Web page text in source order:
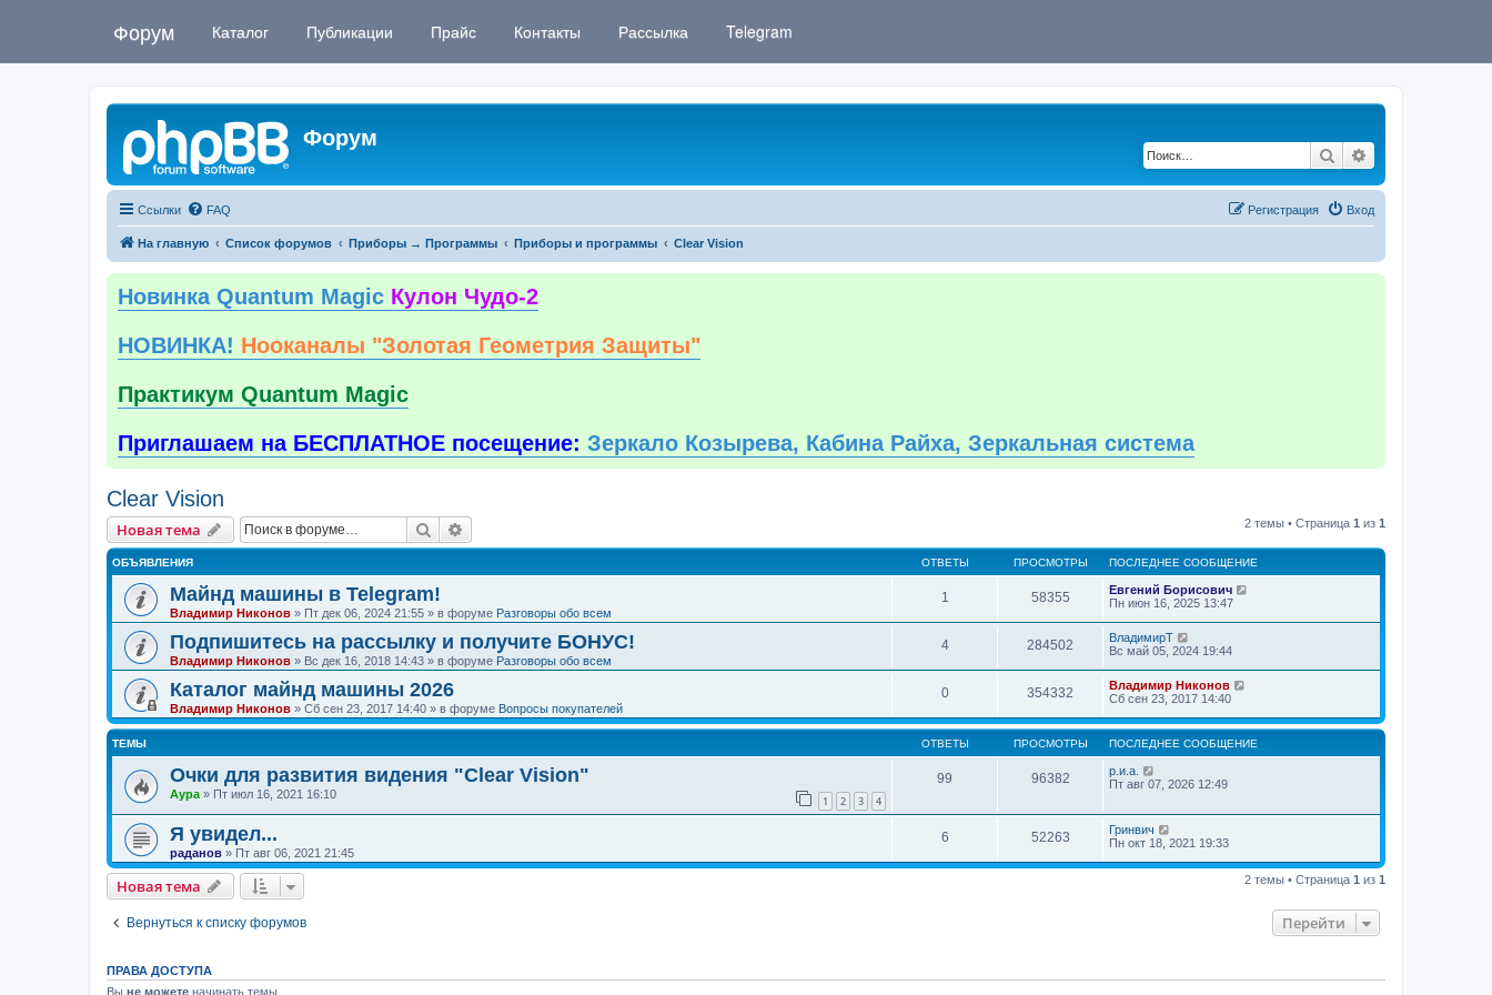
Форум Каталог Публикации Прайс Контакты Рассылка Telegram
Форум
Поиск
Ссылки FAQ Вход
Регистрация
На главную Список форумов Приборы → Программы Приборы и программы Clear Vision
Новинка Quantum Magic Кулон Чудо-2
НОВИНКА! Нооканалы "Золотая Геометрия Защиты"
Практикум Quantum Magic
Приглашаем на БЕСПЛАТНОЕ посещение: Зеркало Козырева, Кабина Райха, Зеркальная система
Clear Vision
Новая тема Поиск 2 темы • Страница 1 из 1
ОБЪЯВЛЕНИЯ ОТВЕТЫ ПРОСМОТРЫ ПОСЛЕДНЕЕ СООБЩЕНИЕ
Майнд машины в Telegram!
Владимир Никонов » Пт дек 06, 2024 21:55 » в форуме Разговоры обо всем
1 58355
Евгений Борисович
Пн июн 16, 2025 13:47
Подпишитесь на рассылку и получите БОНУС!
Владимир Никонов » Вс дек 16, 2018 14:43 » в форуме Разговоры обо всем
4 284502
ВладимирТ
Вс май 05, 2024 19:44
Каталог майнд машины 2026
Владимир Никонов » Сб сен 23, 2017 14:40 » в форуме Вопросы покупателей
0 354332
Владимир Никонов
Сб сен 23, 2017 14:40
ТЕМЫ ОТВЕТЫ ПРОСМОТРЫ ПОСЛЕДНЕЕ СООБЩЕНИЕ
Очки для развития видения "Clear Vision"
Аура » Пт июл 16, 2021 16:10 1 2 3 4
99 96382
р.и.а.
Пт авг 07, 2026 12:49
Я увидел...
раданов » Пт авг 06, 2021 21:45
6 52263
Гринвич
Пн окт 18, 2021 19:33
Новая тема 2 темы • Страница 1 из 1
Вернуться к списку форумов Перейти
ПРАВА ДОСТУПА
Вы не можете начинать темы